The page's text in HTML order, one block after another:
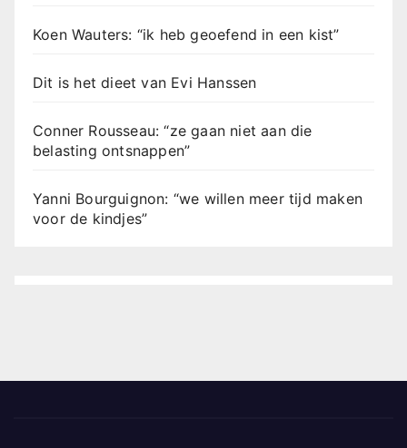
Koen Wauters: “ik heb geoefend in een kist”
Dit is het dieet van Evi Hanssen
Conner Rousseau: “ze gaan niet aan die
belasting ontsnappen”
Yanni Bourguignon: “we willen meer tijd maken
voor de kindjes”